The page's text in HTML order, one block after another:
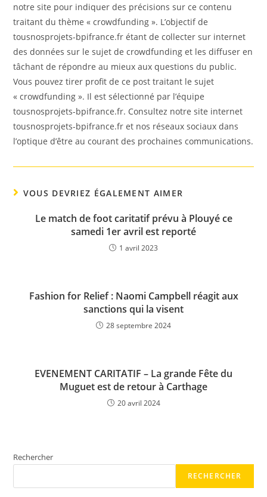
notre site pour indiquer des précisions sur ce contenu
traitant du thème « crowdfunding ». L’objectif de
tousnosprojets-bpifrance.fr étant de collecter sur internet
des données sur le sujet de crowdfunding et les diffuser en
tâchant de répondre au mieux aux questions du public.
Vous pouvez tirer profit de ce post traitant le sujet
« crowdfunding ». Il est sélectionné par l’équipe
tousnosprojets-bpifrance.fr. Consultez notre site internet
tousnosprojets-bpifrance.fr et nos réseaux sociaux dans
l’optique d’être au courant des prochaines communications.
VOUS DEVRIEZ ÉGALEMENT AIMER
Le match de foot caritatif prévu à Plouyé ce
samedi 1er avril est reporté
1 avril 2023
Fashion for Relief : Naomi Campbell réagit aux
sanctions qui la visent
28 septembre 2024
EVENEMENT CARITATIF – La grande Fête du
Muguet est de retour à Carthage
20 avril 2024
Rechercher
RECHERCHER